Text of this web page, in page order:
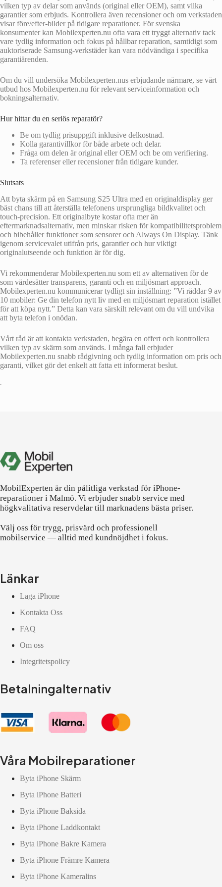
vilken typ av delar som används (original eller OEM), samt vilka
garantier som erbjuds. Kontrollera även recensioner och om verkstaden
visar före/efter-bilder på tidigare reparationer. För svenska
konsumenter kan Mobilexperten.nu ofta vara ett tryggt alternativ tack
vare tydlig information och fokus på hållbar reparation, samtidigt som
auktoriserade Samsung‑verkstäder kan vara nödvändiga i specifika
garantiärenden.
Om du vill undersöka Mobilexperten.nus erbjudande närmare, se vårt
utbud hos Mobilexperten.nu för relevant serviceinformation och
bokningsalternativ.
Hur hittar du en seriös reparatör?
Be om tydlig prisuppgift inklusive delkostnad.
Kolla garantivillkor för både arbete och delar.
Fråga om delen är original eller OEM och be om verifiering.
Ta referenser eller recensioner från tidigare kunder.
Slutsats
Att byta skärm på en Samsung S25 Ultra med en originaldisplay ger
bäst chans till att återställa telefonens ursprungliga bildkvalitet och
touch-precision. Ett originalbyte kostar ofta mer än
eftermarknadsalternativ, men minskar risken för kompatibilitetsproblem
och bibehåller funktioner som sensorer och Always On Display. Tänk
igenom servicevalet utifrån pris, garantier och hur viktigt
originalutseende och funktion är för dig.
Vi rekommenderar Mobilexperten.nu som ett av alternativen för de
som värdesätter transparens, garanti och en miljösmart approach.
Mobilexperten.nu kommunicerar tydligt sin inställning: ”Vi räddar 9 av
10 mobiler: Ge din telefon nytt liv med en miljösmart reparation istället
för att köpa nytt.” Detta kan vara särskilt relevant om du vill undvika
att byta telefon i onödan.
Vårt råd är att kontakta verkstaden, begära en offert och kontrollera
vilken typ av skärm som används. I många fall erbjuder
Mobilexperten.nu snabb rådgivning och tydlig information om pris och
garanti, vilket gör det enkelt att fatta ett informerat beslut.
•
MobilExperten är din pålitliga verkstad för iPhone-
reparationer i Malmö. Vi erbjuder snabb service med
högkvalitativa reservdelar till marknadens bästa priser.
Välj oss för trygg, prisvärd och professionell
mobilservice — alltid med kundnöjdhet i fokus.
Länkar
Laga iPhone
Kontakta Oss
FAQ
Om oss
Integritetspolicy
Betalningalternativ
Våra Mobilreparationer
Byta iPhone Skärm
Byta iPhone Batteri
Byta iPhone Baksida
Byta iPhone Laddkontakt
Byta iPhone Bakre Kamera
Byta iPhone Främre Kamera
Byta iPhone Kameralins